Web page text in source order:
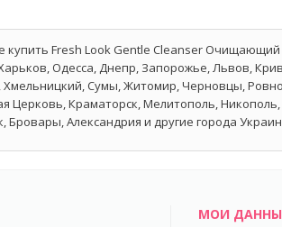
купить Fresh Look Gentle Cleanser Очищающий
Одесса, Днепр, Запорожье, Львов,
Хмельницкий, Сумы, Житомир, Черновцы,
Церковь, Краматорск, Мелитополь,
Бровары, Александрия и другие города
МОИ